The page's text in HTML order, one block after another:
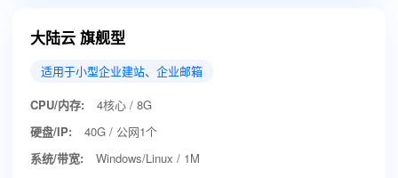
大陆云 旗舰型
适用于小型企业建站、企业邮箱
CPU/内存:
4核心 / 8G
硬盘/IP:
40G / 公网1个
系统/带宽:
Windows/Linux / 1M